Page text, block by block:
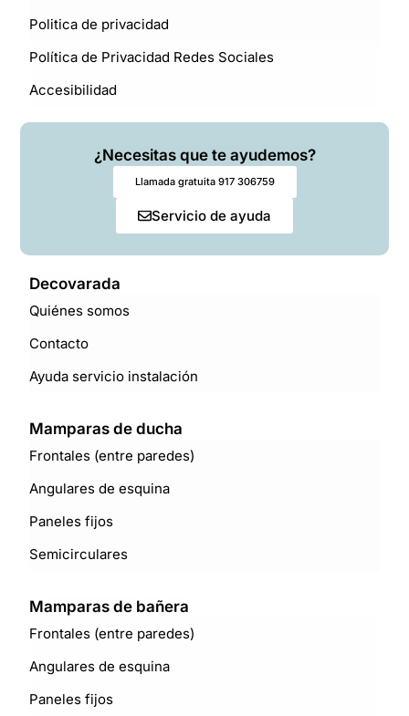
Politica de privacidad
Política de Privacidad Redes Sociales
Accesibilidad
¿Necesitas que te ayudemos?
Llamada gratuita 917 306759
Servicio de ayuda
Decovarada
Quiénes somos
Contacto
Ayuda servicio instalación
Mamparas de ducha
Frontales (entre paredes)
Angulares de esquina
Paneles fijos
Semicirculares
Mamparas de bañera
Frontales (entre paredes)
Angulares de esquina
Paneles fijos